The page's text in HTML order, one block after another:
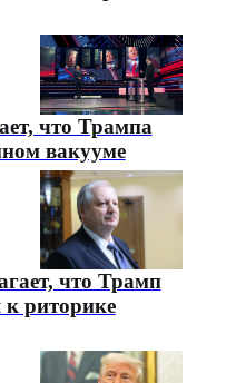
что Трампа
вакууме
что Трамп
риторике